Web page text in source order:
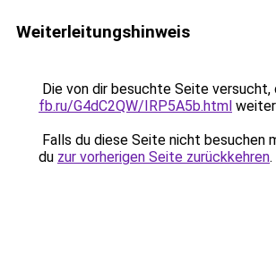
Weiterleitungshinweis
Die von dir besuchte Seite versucht,
fb.ru/G4dC2QW/IRP5A5b.html
Falls du diese Seite nicht besuchen
du zur vorherigen Seite zurückkehren.